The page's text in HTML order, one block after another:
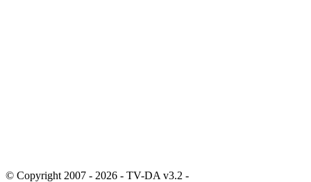
© Copyright 2007 - 2026 - TV-DA v3.2 -